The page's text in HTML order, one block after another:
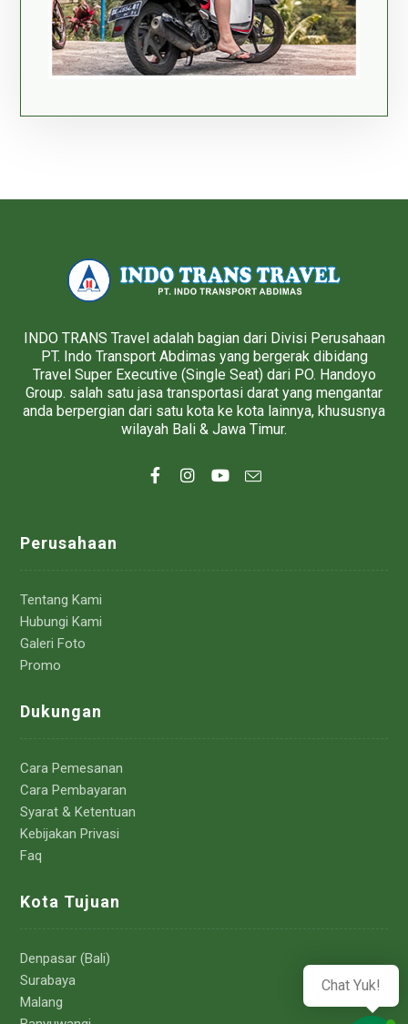
INDO TRANS Travel adalah bagian dari Divisi Perusahaan
PT. Indo Transport Abdimas yang bergerak dibidang
Travel Super Executive (Single Seat) dari PO. Handoyo
Group. salah satu jasa transportasi darat yang mengantar
anda berpergian dari satu kota ke kota lainnya, khususnya
wilayah Bali & Jawa Timur.
Perusahaan
Tentang Kami
Hubungi Kami
Galeri Foto
Promo
Dukungan
Cara Pemesanan
Cara Pembayaran
Syarat & Ketentuan
Kebijakan Privasi
Faq
Kota Tujuan
Denpasar (Bali)
Surabaya
Malang
Chat Yuk!